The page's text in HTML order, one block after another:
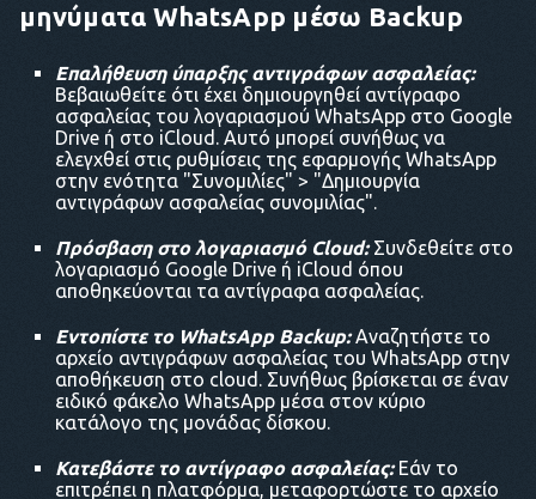
μηνύματα WhatsApp μέσω Backup
Επαλήθευση ύπαρξης αντιγράφων ασφαλείας:
Βεβαιωθείτε ότι έχει δημιουργηθεί αντίγραφο
ασφαλείας του λογαριασμού WhatsApp στο Google
Drive ή στο iCloud. Αυτό μπορεί συνήθως να
ελεγχθεί στις ρυθμίσεις της εφαρμογής WhatsApp
στην ενότητα "Συνομιλίες" > "Δημιουργία
αντιγράφων ασφαλείας συνομιλίας".
Πρόσβαση στο λογαριασμό Cloud:Συνδεθείτε στο
λογαριασμό Google Drive ή iCloud όπου
αποθηκεύονται τα αντίγραφα ασφαλείας.
Εντοπίστε το WhatsApp Backup:Αναζητήστε το
αρχείο αντιγράφων ασφαλείας του WhatsApp στην
αποθήκευση στο cloud. Συνήθως βρίσκεται σε έναν
ειδικό φάκελο WhatsApp μέσα στον κύριο
κατάλογο της μονάδας δίσκου.
Κατεβάστε το αντίγραφο ασφαλείας:Εάν το
επιτρέπει η πλατφόρμα, μεταφορτώστε το αρχείο